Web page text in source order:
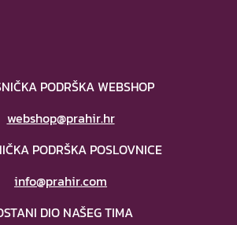
PODRŠKA WEBSHOP
webshop@prahir.hr
PODRŠKA POSLOVNICE
info@prahir.com
DIO NAŠEG TIMA